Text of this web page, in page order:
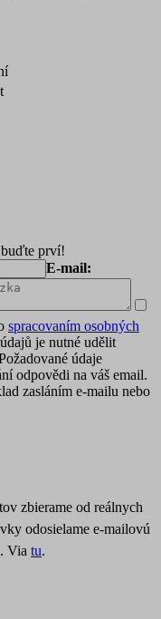
prví!
E-mail:
spracovaním osobných
je nutné udělit
údaje
odpovědi na váš email.
zasláním e-mailu nebo
zbierame od reálnych
odosielame e-mailovú
Via tu.